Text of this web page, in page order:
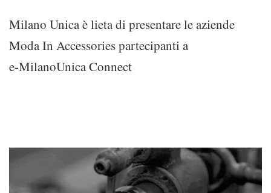
Milano Unica è lieta di presentare le aziende
Moda In Accessories partecipanti a
e-MilanoUnica Connect​​​​​​